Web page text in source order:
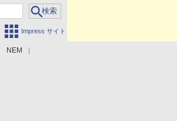
Impress サイト
NEM